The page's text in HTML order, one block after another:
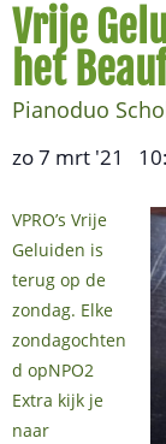
Vrije
het
Pianoduo
zo 7 mrt '21
VPRO’s Vrije
Geluiden is
terug op de
zondag. Elke
zondagochten
d opNPO2
Extra kijk je
naar